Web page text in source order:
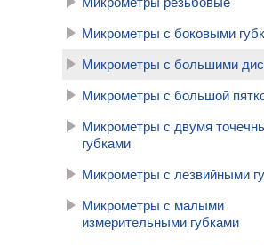
Микрометры с боковыми
Микрометры с большими
Микрометры с большой
Микрометры с двумя
губками
Микрометры с лезвийными
Микрометры с малыми
измерительными губками